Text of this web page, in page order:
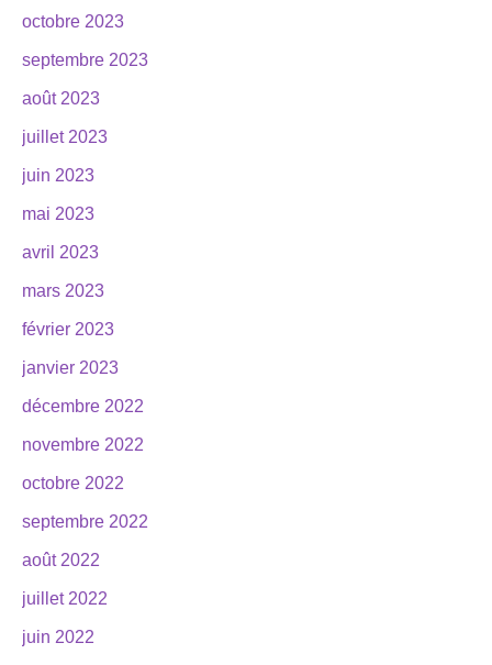
octobre 2023
septembre 2023
août 2023
juillet 2023
juin 2023
mai 2023
avril 2023
mars 2023
février 2023
janvier 2023
décembre 2022
novembre 2022
octobre 2022
septembre 2022
août 2022
juillet 2022
juin 2022